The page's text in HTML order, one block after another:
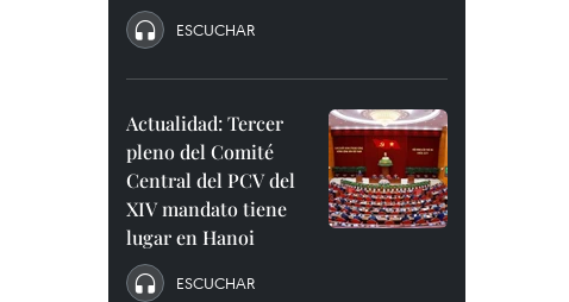
ESCUCHAR
Actualidad: Tercer
pleno del Comité
Central del PCV del
XIV mandato tiene
lugar en Hanoi
ESCUCHAR